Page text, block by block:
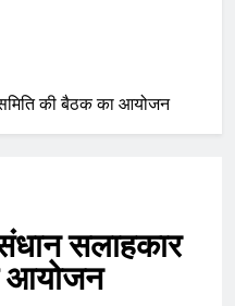
की बैठक का आयोजन
सलाहकार
आयोजन